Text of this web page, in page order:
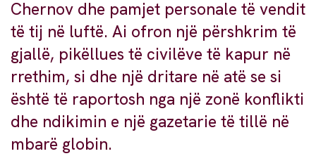
Chernov dhe pamjet personale të vendit
të tij në luftë. Ai ofron një përshkrim të
gjallë, pikëllues të civilëve të kapur në
rrethim, si dhe një dritare në atë se si
është të raportosh nga një zonë konflikti
dhe ndikimin e një gazetarie të tillë në
mbarë globin.